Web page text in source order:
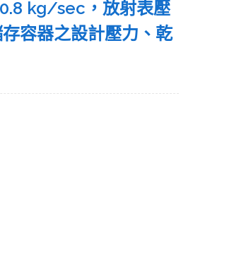
0.8 kg/sec，放射表壓
存容器之設計壓力、乾